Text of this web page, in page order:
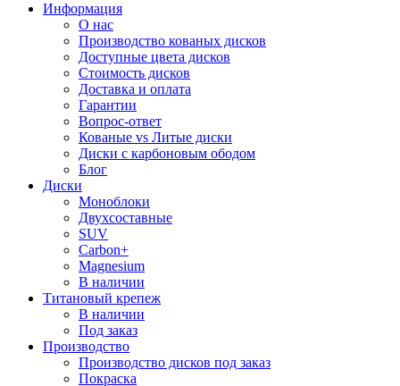
Информация
О нас
Производство кованых дисков
Доступные цвета дисков
Стоимость дисков
Доставка и оплата
Гарантии
Вопрос-ответ
Кованые vs Литые диски
Диски с карбоновым ободом
Блог
Диски
Моноблоки
Двухсоставные
SUV
Carbon+
Magnesium
В наличии
Титановый крепеж
В наличии
Под заказ
Производство
Производство дисков под заказ
Покраска